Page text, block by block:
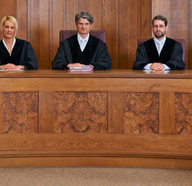
- 1 Ca 1641/26
- 1 Ca 1582/26
- 1 Ca 1532/26
- 1 Ca 1572/26